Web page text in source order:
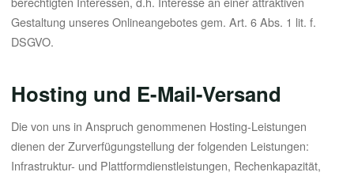
Gestaltung unseres Onlineangebotes gem. Art. 6 Abs. 1 lit. f.
DSGVO.
Hosting und E-Mail-Versand
Die von uns in Anspruch genommenen Hosting-Leistungen
dienen der Zurverfügungstellung der folgenden Leistungen:
Infrastruktur- und Plattformdienstleistungen, Rechenkapazität,